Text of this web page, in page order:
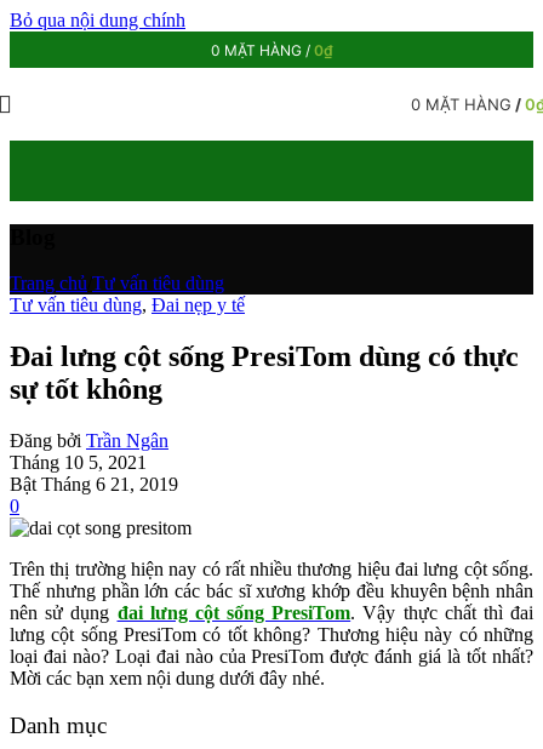
Bỏ qua nội dung chính
0 MẶT HÀNG / 0₫
0 MẶT HÀNG /0
Trang chủ Tư vấn tiêu dùng
Tư vấn tiêu dùng, Đai nẹp y tế
Đai lưng cột sống PresiTom dùng có thực
sự tốt không
Đăng bởi Trần Ngân
Tháng 10 5, 2021
Bật Tháng 6 21, 2019
0
Trên thị trường hiện nay có rất nhiều thương hiệu đai lưng cột sống.
Thế nhưng phần lớn các bác sĩ xương khớp đều khuyên bệnh nhân
nên sử dụng đai lưng cột sống PresiTom. Vậy thực chất thì đai
lưng cột sống PresiTom có tốt không? Thương hiệu này có những
loại đai nào? Loại đai nào của PresiTom được đánh giá là tốt nhất?
Mời các bạn xem nội dung dưới đây nhé.
Danh mục